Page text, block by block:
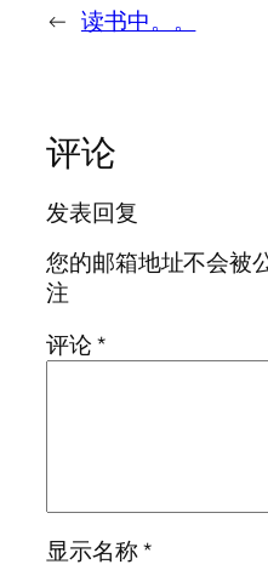
← 读书中。。
评论
发表回复
您的邮箱地址不会被
注
评论*
显示名称*